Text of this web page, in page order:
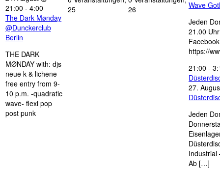
21:00 - 4:00
The Dark Mønday
@Dunckerclub
Berlin
THE DARK
MØNDAY with: djs
neue k & lichene
free entry from 9-
10 p.m. -quadratic
wave- flexi pop
post punk
25
26
Wave
Jeden
21.00
https://
21:00 -
27.
Jeden
Industrial
Ab […]